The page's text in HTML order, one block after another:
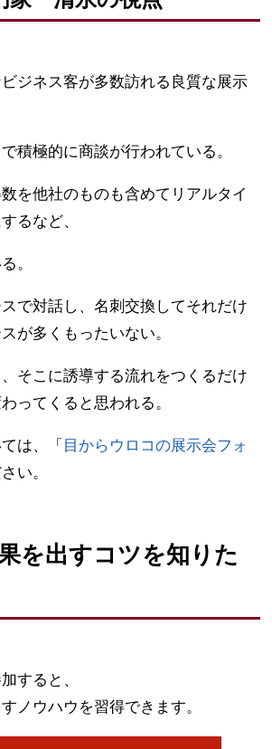
ジネス客が多数訪れる良質な展示
積極的に商談が行われている。
を他社のものも含めてリアルタイ
るなど、
。
で対話し、名刺交換してそれだけ
が多くもったいない。
そこに誘導する流れをつくるだけ
ってくると思われる。
は、「 目からウロコの展示会フォ
い。
を出すコツを知りた
すると、
ノウハウを習得できます。